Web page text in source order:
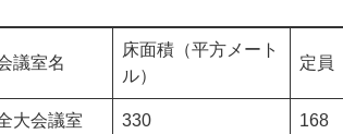
議室名
床面積（平方メート
ル）
定員
大会議室 330 168